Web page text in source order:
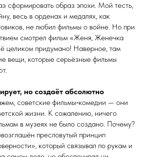
сформировать образ эпохи. Мой тесть,
весь в орденах и медалях, как
не любил фильмы о войне. Но при
смотрел фильм «Женя, Женечка
целиком придумано! Наверное, там
вещи, которые серьёзные фильмы
но создаёт абсолютно
советские фильмы‑комедии — они
жизни. К сожалению, ничего
в музеях не было создано. Почему?
пресловутый принцип
который связывал по рукам и